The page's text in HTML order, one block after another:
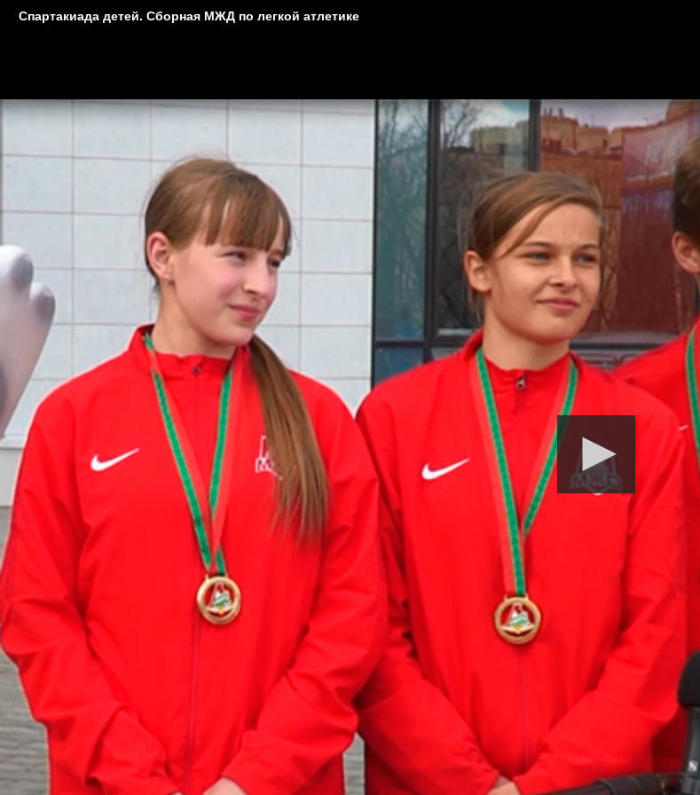
Спартакиада детей. Сборная МЖД по легкой атлетике